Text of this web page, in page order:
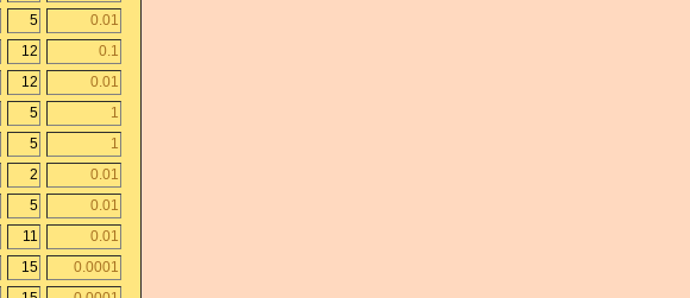
5
0.01
12
0.1
12
0.01
5
1
5
1
2
0.01
5
0.01
11
0.01
15
0.0001